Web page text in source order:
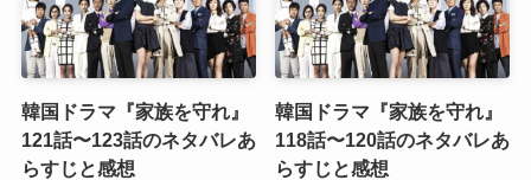
韓国ドラマ『家族を守れ』
121話〜123話のネタバレあ
らすじと感想
韓国ドラマ『家族を守れ』
118話〜120話のネタバレあ
らすじと感想